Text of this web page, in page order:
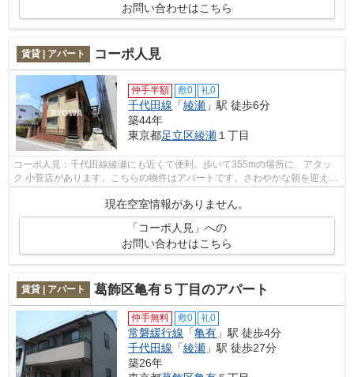
お問い合わせはこちら
賃貸 | アパート コーポ人見
仲手半額 敷0 礼0
千代田線 「綾瀬 」駅 徒歩6分
築44年
東京都足立区綾瀬 １丁目
コーポ人見：千代田線綾瀬にも近くて便利。歩いて355mの場所に、アタッ
ク 小菅店があります。こちらの物件はアパートです。さわやかな朝を迎える
現在空室情報がありません。
「コーポ人見」への
お問い合わせはこちら
賃貸 | アパート 葛飾区亀有５丁目のアパート
仲手無料 敷0 礼0
常磐緩行線 「亀有 」駅 徒歩4分
千代田線 「綾瀬 」駅 徒歩27分
築26年